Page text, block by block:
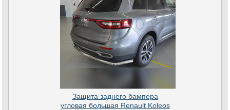
Защита заднего бампера
угловая большая Renault Koleos